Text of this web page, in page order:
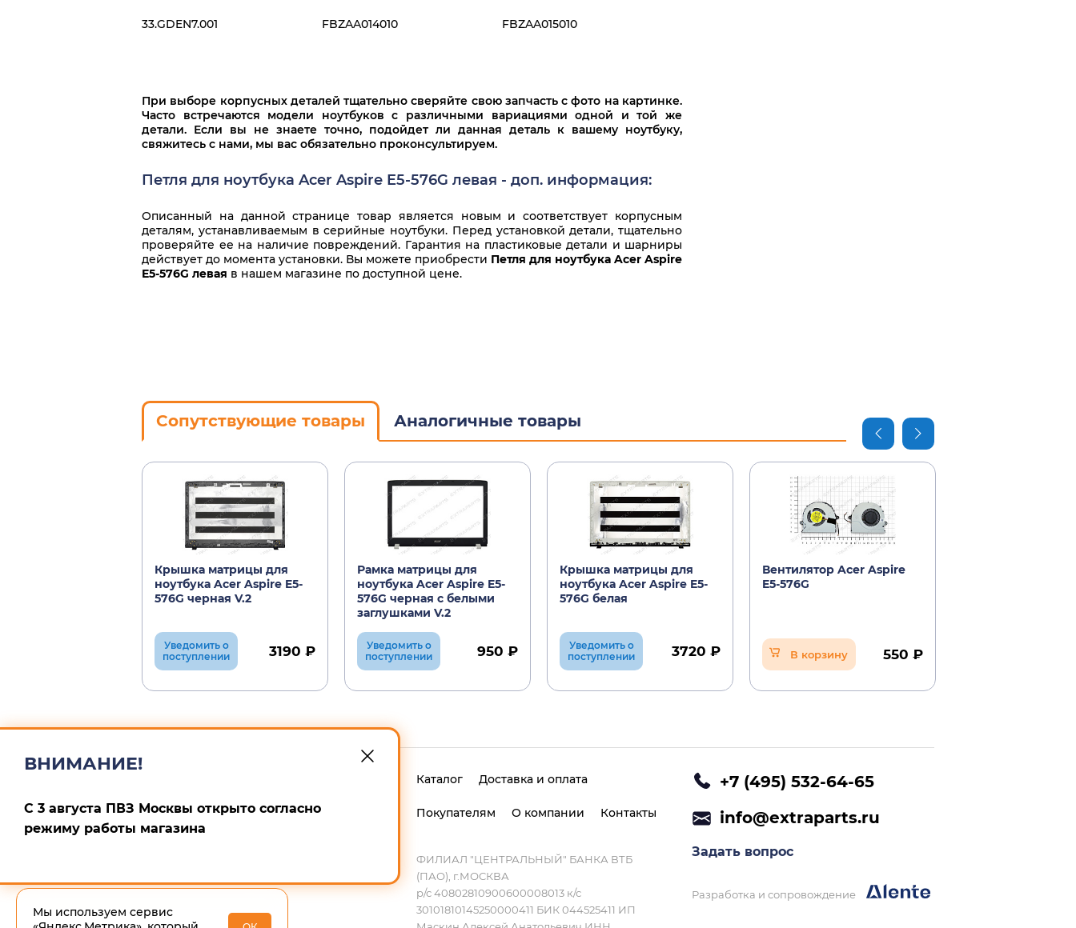
33.GDEN7.001 FBZAA014010 FBZAA015010
При выборе корпусных деталей тщательно сверяйте свою запчасть с фото на картинке.
Часто встречаются модели ноутбуков с различными вариациями одной и той же
детали. Если вы не знаете точно, подойдет ли данная деталь к вашему ноутбуку,
свяжитесь с нами, мы вас обязательно проконсультируем.
Петля для ноутбука Acer Aspire E5-576G левая - доп. информация:
Описанный на данной странице товар является новым и соответствует корпусным
деталям, устанавливаемым в серийные ноутбуки. Перед установкой детали, тщательно
проверяйте ее на наличие повреждений. Гарантия на пластиковые детали и шарниры
действует до момента установки. Вы можете приобрести Петля для ноутбука Acer Aspire
E5-576G левая в нашем магазине по доступной цене.
Сопутствующие товары Аналогичные товары
Крышка матрицы для
ноутбука Acer Aspire E5-
576G черная V.2
Уведомить о
поступлении
3190 ₽
Рамка матрицы для
ноутбука Acer Aspire E5-
576G черная с белыми
заглушками V.2
Уведомить о
поступлении
950 ₽
Крышка матрицы для
ноутбука Acer Aspire E5-
576G белая
Уведомить о
поступлении
3720 ₽
Вентилятор Acer Aspire
E5-576G
В корзину 550 ₽
Каталог Доставка и оплата
Покупателям О компании Контакты
ФИЛИАЛ "ЦЕНТРАЛЬНЫЙ" БАНКА ВТБ
(ПАО), г.МОСКВА
р/с 40802810900600008013 к/с
30101810145250000411 БИК 044525411 ИП
+7 (495) 532-64-65
info@extraparts.ru
Задать вопрос
Разработка и сопровождение
Мы используем сервис
ВНИМАНИЕ!
С 3 августа ПВЗ Москвы открыто согласно
режиму работы магазина